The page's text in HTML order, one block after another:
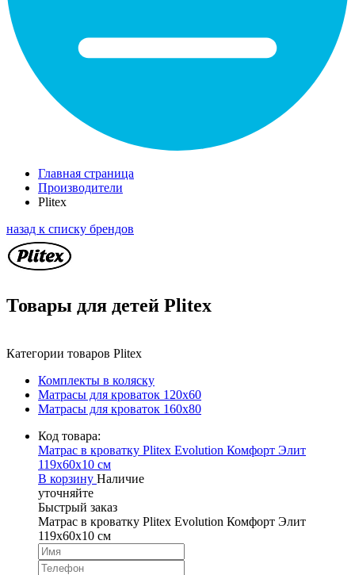
Главная страница
Производители
Plitex
назад к списку брендов
Товары для детей Plitex
Категории товаров Plitex
Комплекты в коляску
Матрасы для кроваток 120х60
Матрасы для кроваток 160х80
Код товара:
Матрас в кроватку Plitex Evolution Комфорт Элит
119x60х10 см
В корзину Наличие
уточняйте
Быстрый заказ
Матрас в кроватку Plitex Evolution Комфорт Элит
119x60х10 см